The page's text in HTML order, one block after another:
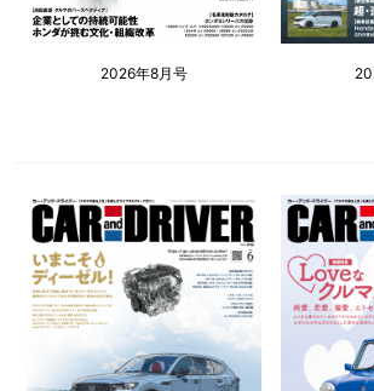
2026年8月号